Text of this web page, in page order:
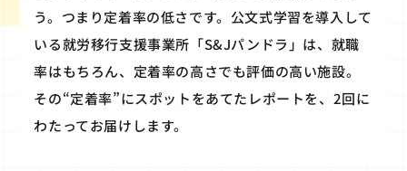
う。つまり定着率の低さです。公文式学習を導入して
いる就労移行支援事業所「S&Jパンドラ」は、就職
率はもちろん、定着率の高さでも評価の高い施設。
その“定着率”にスポットをあてたレポートを、2回に
わたってお届けします。